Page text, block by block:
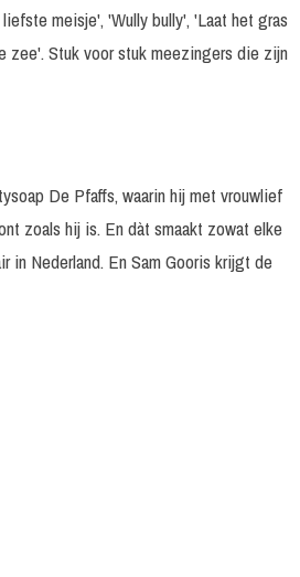
meisje', 'Wully bully', 'Laat het gras
zee'. Stuk voor stuk meezingers die zijn
De Pfaffs, waarin hij met vrouwlief
zoals hij is. En dàt smaakt zowat elke
in Nederland. En Sam Gooris krijgt de